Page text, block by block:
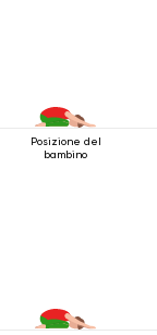
Posizione del
bambino